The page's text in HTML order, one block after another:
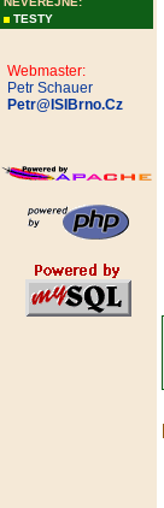
TESTY
Webmaster:
Petr Schauer
Petr@ISIBrno.Cz